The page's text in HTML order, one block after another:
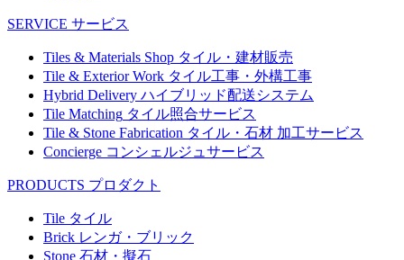
SERVICE サービス
Tiles & Materials Shop タイル・建材販売
Tile & Exterior Work タイル工事・外構工事
Hybrid Delivery ハイブリッド配送システム
Tile Matching タイル照合サービス
Tile & Stone Fabrication タイル・石材 加工サービス
Concierge コンシェルジュサービス
PRODUCTS プロダクト
Tile タイル
Brick レンガ・ブリック
Stone 石材・擬石